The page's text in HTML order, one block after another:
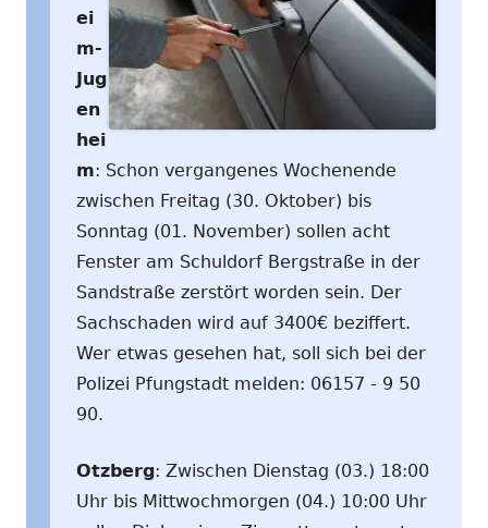
ei
m-
Jug
en
hei
m: Schon vergangenes Wochenende
zwischen Freitag (30. Oktober) bis
Sonntag (01. November) sollen acht
Fenster am Schuldorf Bergstraße in der
Sandstraße zerstört worden sein. Der
Sachschaden wird auf 3400€ beziffert.
Wer etwas gesehen hat, soll sich bei der
Polizei Pfungstadt melden: 06157 - 9 50
90.
Otzberg: Zwischen Dienstag (03.) 18:00
Uhr bis Mittwochmorgen (04.) 10:00 Uhr